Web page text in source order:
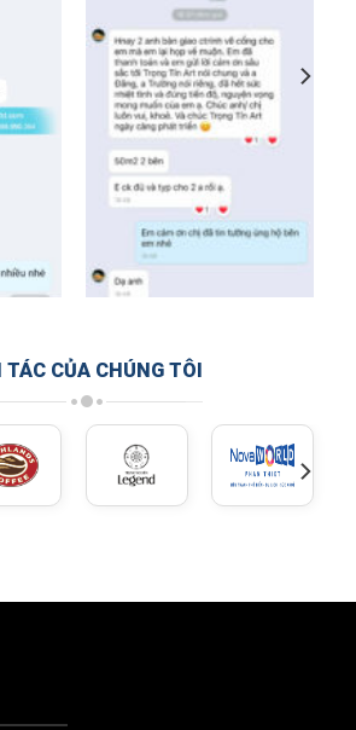
TÁC CỦA CHÚNG TÔI